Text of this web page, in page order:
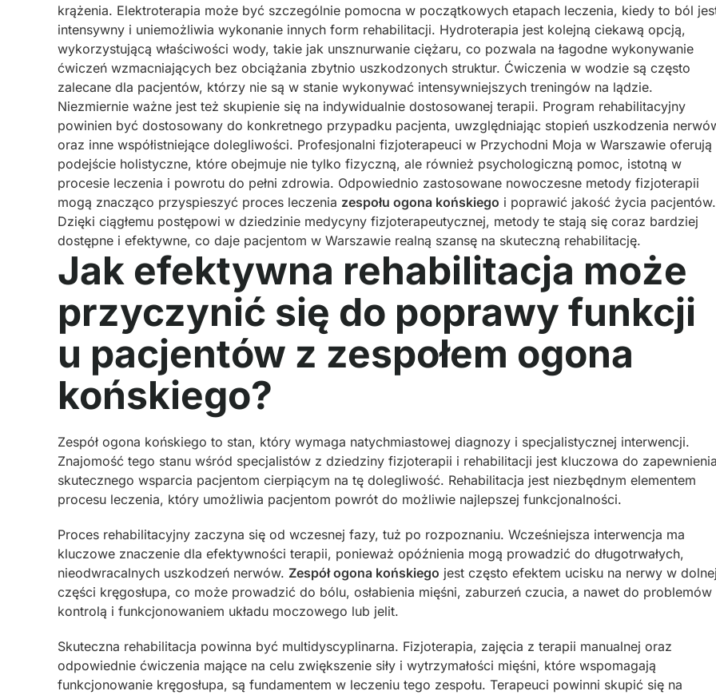
krążenia. Elektroterapia może być szczególnie pomocna w początkowych etapach leczenia, kiedy to ból
intensywny i uniemożliwia wykonanie innych form rehabilitacji. Hydroterapia jest kolejną ciekawą opcją,
wykorzystującą właściwości wody, takie jak unsznurwanie ciężaru, co pozwala na łagodne wykonywanie
ćwiczeń wzmacniających bez obciążania zbytnio uszkodzonych struktur. Ćwiczenia w wodzie są często
zalecane dla pacjentów, którzy nie są w stanie wykonywać intensywniejszych treningów na lądzie.
Niezmiernie ważne jest też skupienie się na indywidualnie dostosowanej terapii. Program rehabilitacyjny
powinien być dostosowany do konkretnego przypadku pacjenta, uwzględniając stopień uszkodzenia
oraz inne współistniejące dolegliwości. Profesjonalni fizjoterapeuci w Przychodni Moja w Warszawie oferują
podejście holistyczne, które obejmuje nie tylko fizyczną, ale również psychologiczną pomoc, istotną w
procesie leczenia i powrotu do pełni zdrowia. Odpowiednio zastosowane nowoczesne metody fizjoterapii
mogą znacząco przyspieszyć proces leczenia zespołu ogona końskiego i poprawić jakość życia pacjentów.
Dzięki ciągłemu postępowi w dziedzinie medycyny fizjoterapeutycznej, metody te stają się coraz bardziej
dostępne i efektywne, co daje pacjentom w Warszawie realną szansę na skuteczną rehabilitację.
Jak efektywna rehabilitacja może
przyczynić się do poprawy funkcji
u pacjentów z zespołem ogona
końskiego?
Zespół ogona końskiego to stan, który wymaga natychmiastowej diagnozy i specjalistycznej interwencji.
Znajomość tego stanu wśród specjalistów z dziedziny fizjoterapii i rehabilitacji jest kluczowa do
skutecznego wsparcia pacjentom cierpiącym na tę dolegliwość. Rehabilitacja jest niezbędnym elementem
procesu leczenia, który umożliwia pacjentom powrót do możliwie najlepszej funkcjonalności.
Proces rehabilitacyjny zaczyna się od wczesnej fazy, tuż po rozpoznaniu. Wcześniejsza interwencja ma
kluczowe znaczenie dla efektywności terapii, ponieważ opóźnienia mogą prowadzić do długotrwałych,
nieodwracalnych uszkodzeń nerwów. Zespół ogona końskiego jest często efektem ucisku na nerwy w
części kręgosłupa, co może prowadzić do bólu, osłabienia mięśni, zaburzeń czucia, a nawet do problemów
kontrolą i funkcjonowaniem układu moczowego lub jelit.
Skuteczna rehabilitacja powinna być multidyscyplinarna. Fizjoterapia, zajęcia z terapii manualnej oraz
odpowiednie ćwiczenia mające na celu zwiększenie siły i wytrzymałości mięśni, które wspomagają
funkcjonowanie kręgosłupa, są fundamentem w leczeniu tego zespołu. Terapeuci powinni skupić się na